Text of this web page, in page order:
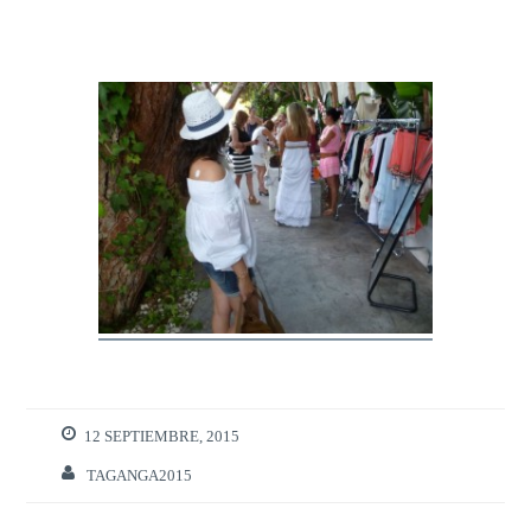
12 SEPTIEMBRE, 2015
TAGANGA2015